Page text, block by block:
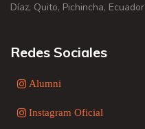
Díaz, Quito, Pichincha, Ecuador
Redes Sociales
Alumni
Instagram Oficial